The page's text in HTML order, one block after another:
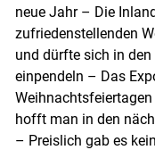
neue Jahr – Die
zufriedenstellenden
und dürfte sich in
einpendeln – Das
hofft man in den
– Preislich gab es